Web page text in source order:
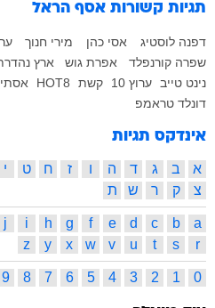
תגיות קשורות אסף הראל
דפנה לוסטיג אסי כהן מירי חנוך
שפרה קורנפלד
אפרת גוש ארץ
נינט טייב
ערוץ 10 קשת HOT8 אסתי
דונלד טראמפ
אינדקס תגיות
א ב ג ד ה ו ז ח ט י
צ
ק ר ש ת
a
b
c
d
e
f
g
h
i
j
r
s
t
u
v
w
x
y
z
0
1
2
3
4
5
6
7
8
9